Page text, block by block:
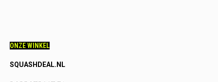
ONZE WINKEL
SQUASHDEAL.NL